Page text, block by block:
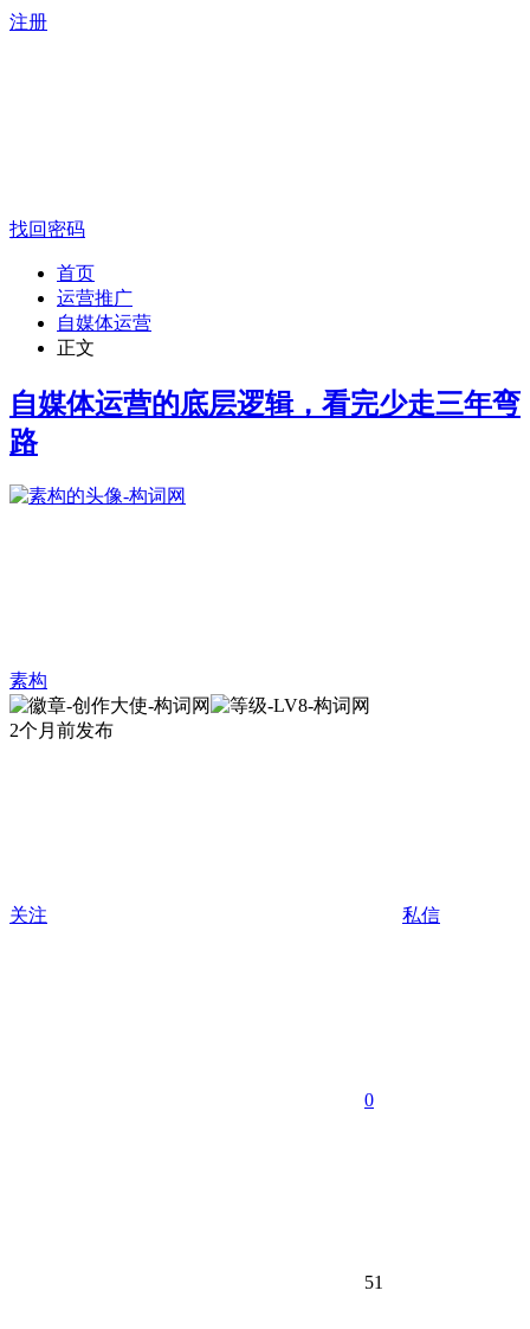
注册
找回密码
首页
运营推广
自媒体运营
正文
自媒体运营的底层逻辑，看完少走三年弯
路
素构
2个月前发布
关注 私信
0
51